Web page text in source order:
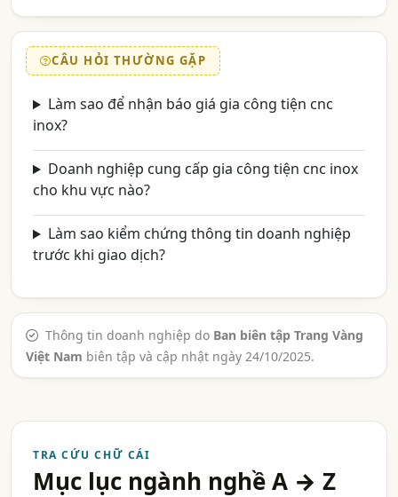
CÂU HỎI THƯỜNG GẶP
Làm sao để nhận báo giá gia công tiện cnc
inox?
Doanh nghiệp cung cấp gia công tiện cnc inox
cho khu vực nào?
Làm sao kiểm chứng thông tin doanh nghiệp
trước khi giao dịch?
Thông tin doanh nghiệp do Ban biên tập Trang Vàng
Việt Nam biên tập và cập nhật ngày 24/10/2025.
TRA CỨU CHỮ CÁI
Mục lục ngành nghề A → Z